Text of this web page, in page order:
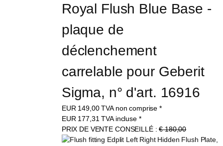
Royal Flush Blue Base -
plaque de
déclenchement
carrelable pour Geberit
Sigma, n° d'art. 16916
EUR 149,00TVA non comprise *
EUR 177,31TVA incluse *
PRIX DE VENTE CONSEILLÉ :€ 180,00